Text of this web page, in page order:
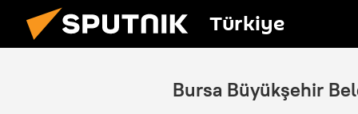
Türkiye
Bursa Büyükşehir